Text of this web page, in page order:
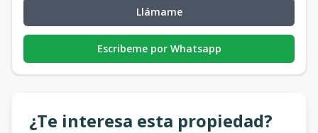
Llámame
Escribeme por Whatsapp
¿Te interesa esta propiedad?